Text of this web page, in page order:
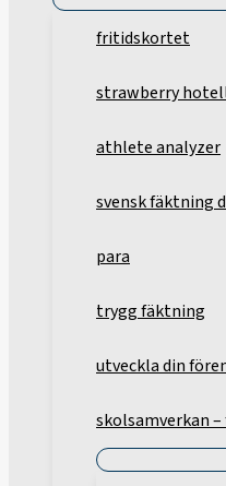
fritidskortet
strawberry
athlete analyzer
svensk fäktning
para
trygg fäktning
utveckla din
skolsamverkan